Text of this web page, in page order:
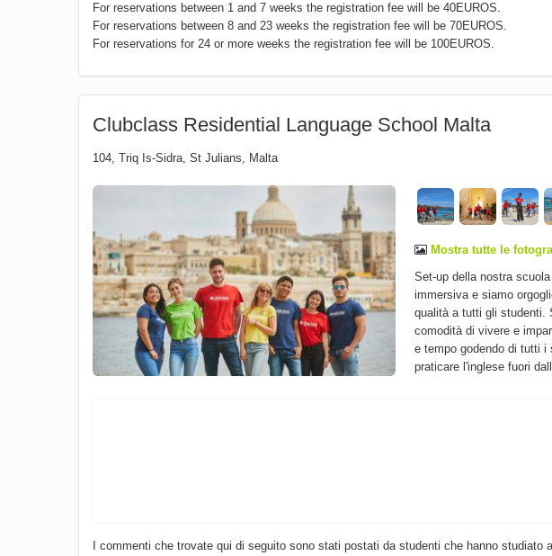
For reservations between 1 and 7 weeks the registration fee will be 40EUROS.
For reservations between 8 and 23 weeks the registration fee will be 70EUROS.
For reservations for 24 or more weeks the registration fee will be 100EUROS.
Clubclass Residential Language School Malta
104, Triq Is-Sidra, St Julians, Malta
Mostra tutte le
Set-up della nostra
immersiva e siamo
qualità a tutti gli studenti.
comodità di vivere e
e tempo godendo di tutti
praticare l'inglese fuori
I commenti che trovate qui di seguito sono stati postati da studenti che hanno studiato